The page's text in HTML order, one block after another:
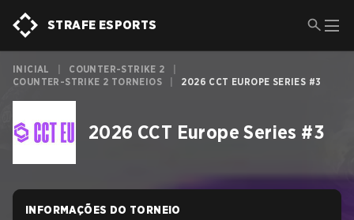
STRAFE ESPORTS
INICIAL COUNTER-STRIKE 2
COUNTER-STRIKE 2 TORNEIOS
2026 CCT EUROPE SERIES #3
2026 CCT Europe Series #3
INFORMAÇÕES DO TORNEIO